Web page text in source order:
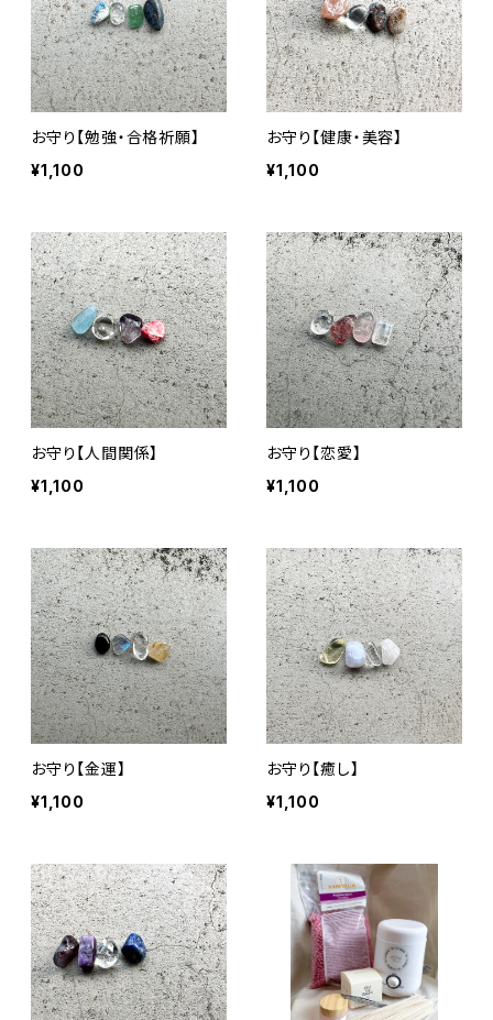
お守り【勉強・合格祈願】
¥1,100
お守り【健康・美容】
¥1,100
お守り【人間関係】
¥1,100
お守り【恋愛】
¥1,100
お守り【金運】
¥1,100
お守り【癒し】
¥1,100